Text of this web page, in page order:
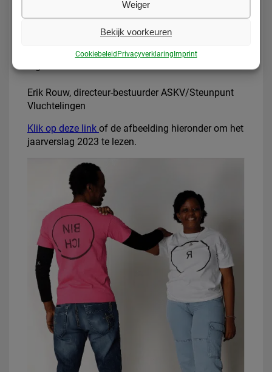
Weiger
Bekijk voorkeuren
CookiebeleidPrivacyverklaringImprint
donateurs, subsidiegevers en
fondsbeheerders, bedanken voor uw steun. Zonder
Erik Rouw, directeur-bestuurder ASKV/Steunpunt
Vluchtelingen
Klik op deze link of de afbeelding hieronder om het
jaarverslag 2023 te lezen.